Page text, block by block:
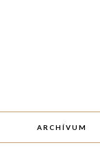
ARCHÍVUM